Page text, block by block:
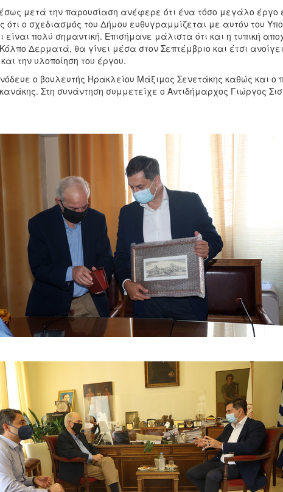
μετά την παρουσίαση ανέφερε ότι ένα τόσο μεγάλο έργο
ότι ο σχεδιασμός του Δήμου ευθυγραμμίζεται με αυτόν του
είναι πολύ σημαντική. Επισήμανε μάλιστα ότι και η τυπική
Δερματά, θα γίνει μέσα στον Σεπτέμβριο και έτσι
την υλοποίηση του έργου.
ο βουλευτής Ηρακλείου Μάξιμος Σενετάκης καθώς και ο
Στη συνάντηση συμμετείχε ο Αντιδήμαρχος Γιώργος